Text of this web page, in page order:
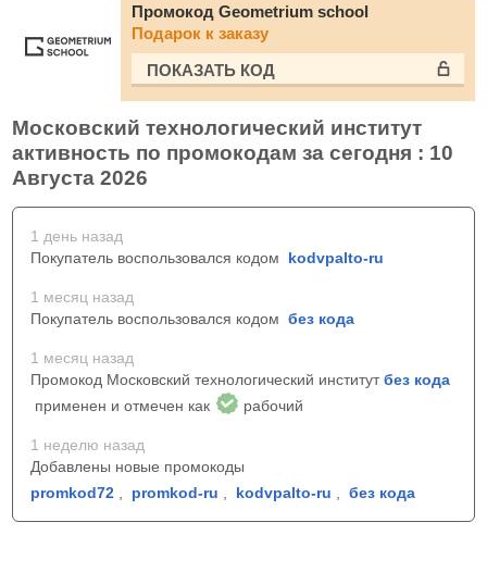
Промокод Geometrium school
Подарок к заказу
ПОКАЗАТЬ КОД
Московский технологический институт
активность по промокодам за сегодня : 10
Августа 2026
1 день назад
Покупатель воспользовался кодом kodvpalto-ru
1 месяц назад
Покупатель воспользовался кодом без кода
1 месяц назад
Промокод Московский технологический институтбез кода
применен и отмечен как
рабочий
1 неделю назад
Добавлены новые промокоды
promkod72
promkod-ru kodvpalto-ru без кода